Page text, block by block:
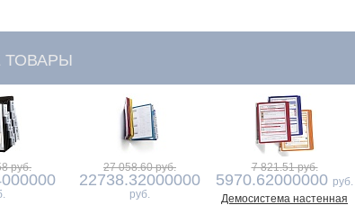
руб. 27 058.60 руб.
22738.32000000
руб.
7 821.51 руб.
5970.62000000 руб.
Демосистема настенная